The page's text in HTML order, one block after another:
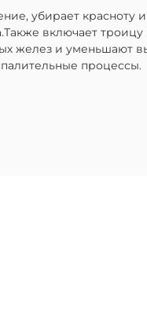
убирает красноту
включает троицу
желез и уменьшают
процессы.